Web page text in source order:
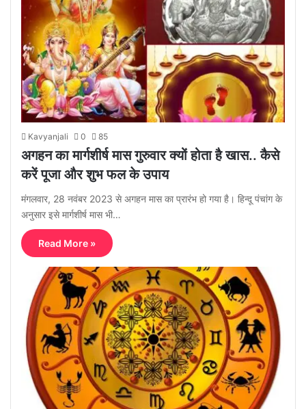
Kavyanjali 0 85
अगहन का मार्गशीर्ष मास गुरुवार क्यों होता है खास.. कैसे
करें पूजा और शुभ फल के उपाय
मंगलवार, 28 नवंबर 2023 से अगहन मास का प्रारंभ हो गया है। हिन्दू पंचांग के
अनुसार इसे मार्गशीर्ष मास भी…
Read More »